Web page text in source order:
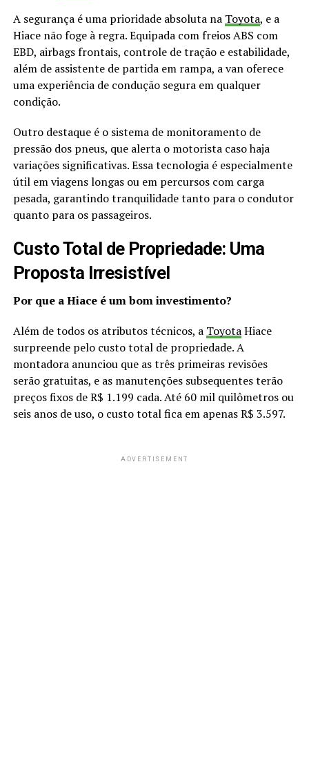
A segurança é uma prioridade absoluta na Toyota, e a
Hiace não foge à regra. Equipada com freios ABS com
EBD, airbags frontais, controle de tração e estabilidade,
além de assistente de partida em rampa, a van oferece
uma experiência de condução segura em qualquer
condição.
Outro destaque é o sistema de monitoramento de
pressão dos pneus, que alerta o motorista caso haja
variações significativas. Essa tecnologia é especialmente
útil em viagens longas ou em percursos com carga
pesada, garantindo tranquilidade tanto para o condutor
quanto para os passageiros.
Custo Total de Propriedade: Uma
Proposta Irresistível
Por que a Hiace é um bom investimento?
Além de todos os atributos técnicos, a ToyotaHiace
surpreende pelo custo total de propriedade. A
montadora anunciou que as três primeiras revisões
serão gratuitas, e as manutenções subsequentes terão
preços fixos de R$ 1.199 cada. Até 60 mil quilômetros ou
seis anos de uso, o custo total fica em apenas R$ 3.597.
ADVERTISEMENT